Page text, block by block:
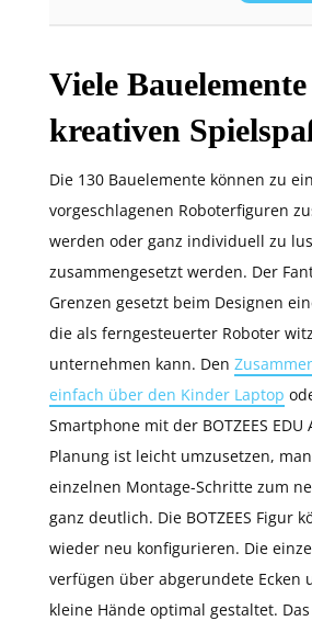
Viele
kreativen
Die 130 Bauelemente können zu
vorgeschlagenen Roboterfiguren
werden oder ganz individuell zu
zusammengesetzt werden. Der
Grenzen gesetzt beim Designen
die als ferngesteuerter Roboter
unternehmen kann. Den
einfach über den Kinder Laptop
Smartphone mit der BOTZEES EDU
Planung ist leicht umzusetzen,
einzelnen Montage-Schritte zum
ganz deutlich. Die BOTZEES Figur
wieder neu konfigurieren. Die
verfügen über abgerundete Ecken
kleine Hände optimal gestaltet.